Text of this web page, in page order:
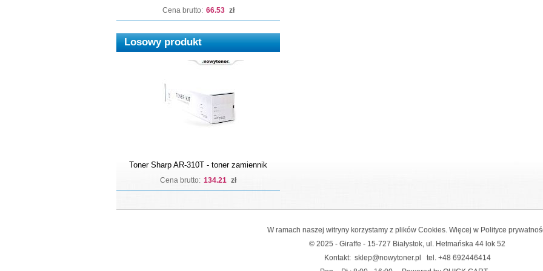
Cena brutto: 66.53 zł
Losowy produkt
Toner Sharp AR-310T - toner zamiennik
Cena brutto: 134.21 zł
W ramach naszej witryny korzystamy z plików Cookies. Więcej w Polityce
© 2025 - Giraffe - 15-727 Białystok, ul. Hetmańska 44 lok 52
Kontakt: sklep@nowytoner.pl tel. +48 692446414